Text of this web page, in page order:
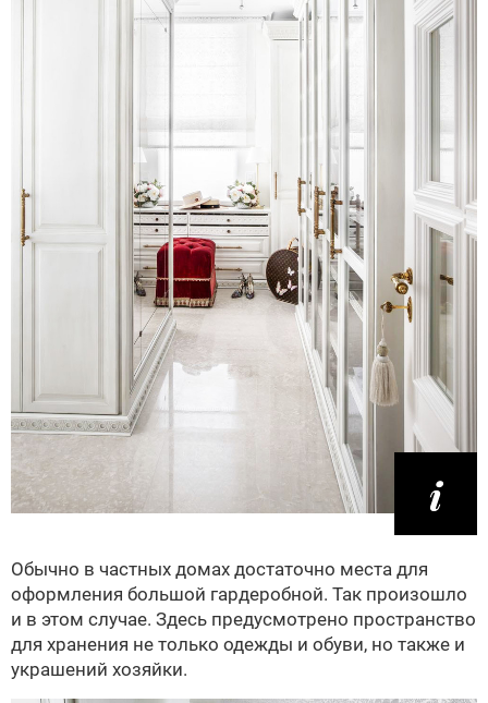
Обычно в частных домах достаточно места для
оформления большой гардеробной. Так произошло
и в этом случае. Здесь предусмотрено пространство
для хранения не только одежды и обуви, но также и
украшений хозяйки.